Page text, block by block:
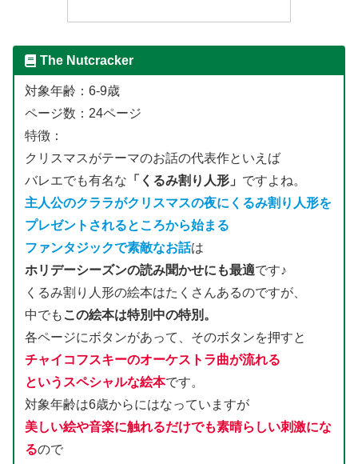
The Nutcracker
対象年齢：6-9歳
ページ数：24ページ
特徴：
クリスマスがテーマのお話の代表作といえば
バレエでも有名な 「くるみ割り人形」 ですよね。
主人公のクララがクリスマスの夜にくるみ割り人形を
プレゼントされるところから始まる
ファンタジックで素敵なお話は
ホリデーシーズンの読み聞かせにも最適です♪
くるみ割り人形の絵本はたくさんあるのですが、
中でも この絵本は特別中の特別。
各ページにボタンがあって、そのボタンを押すと
チャイコフスキーのオーケストラ曲が流れる
というスペシャルな絵本です。
対象年齢は6歳からにはなっていますが
美しい絵や音楽に触れるだけでも素晴らしい刺激にな
るので